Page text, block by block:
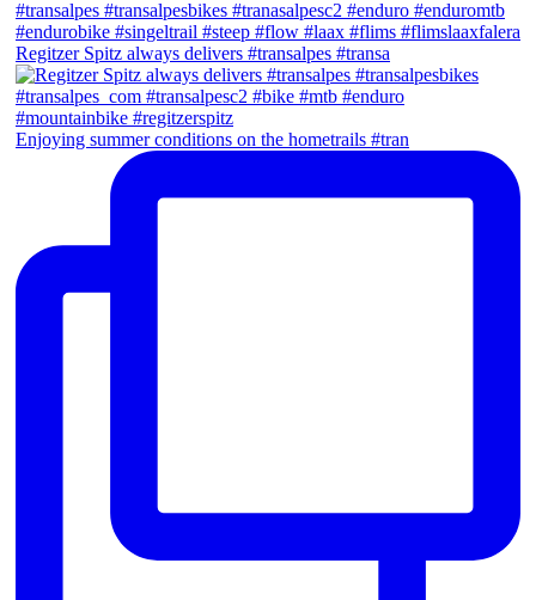
Regitzer Spitz always delivers #transalpes #transa
Enjoying summer conditions on the hometrails #tran